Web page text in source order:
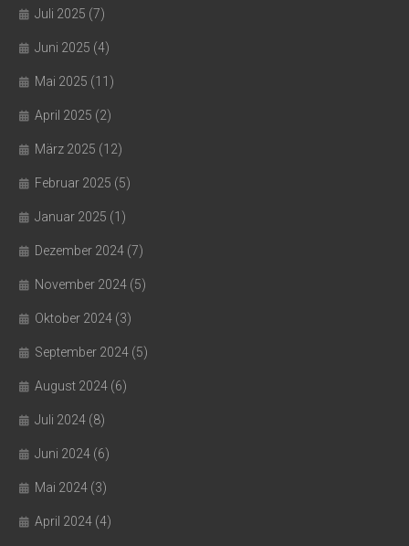
Juli 2025 (7)
Juni 2025 (4)
Mai 2025 (11)
April 2025 (2)
März 2025 (12)
Februar 2025 (5)
Januar 2025 (1)
Dezember 2024 (7)
November 2024 (5)
Oktober 2024 (3)
September 2024 (5)
August 2024 (6)
Juli 2024 (8)
Juni 2024 (6)
Mai 2024 (3)
April 2024 (4)